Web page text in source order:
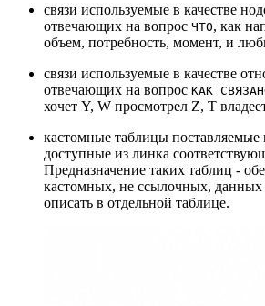
связи используемые в качестве
отвечающих на вопрос ЧТО, как
объем, потребность, момент, и
связи используемые в качестве
отвечающих на вопрос КАК
хочет Y, W просмотрел Z, T
кастомные таблицы
доступные из линка
Предназначение таких таблиц -
кастомных, не ссылочных, данных
описать в отдельной таблице.